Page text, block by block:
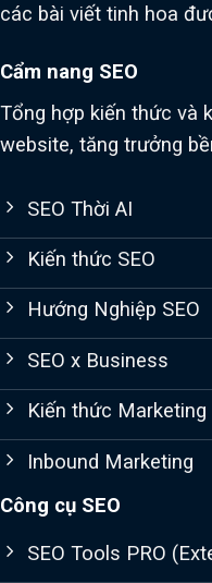
các bài viết tinh hoa
Cẩm nang SEO
Tổng hợp kiến thức và
website, tăng trưởng
SEO Thời AI
Kiến thức SEO
Hướng Nghiệp SEO
SEO x Business
Kiến thức Marketing
Inbound Marketing
Công cụ SEO
SEO Tools PRO